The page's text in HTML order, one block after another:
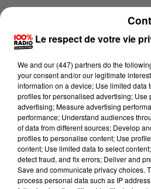
Lecture (1 min 15 sec)
Le respect de votre vie
We and our (447) partnersdo the
your consent and/or our legitimate
information on a device; Use limited data
profiles for personalised advertising; Use
advertising; Measure advertising
performance; Understand audiences
of data from different sources; Develop
profiles to personalise content; Use
content; Use limited data to select
detect fraud, and fix errors; Deliver and
Save and communicate privacy choices.
process personal data such as IP